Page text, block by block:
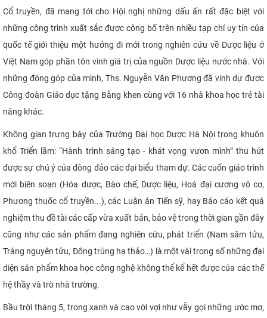
Cổ truyền, đã mang tới cho Hội nghị những dấu ấn rất đặc biệt với
những công trình xuất sắc được công bố trên nhiều tạp chí uy tín của
quốc tế giới thiệu một hướng đi mới trong nghiên cứu về Dược liệu ở
Việt Nam góp phần tôn vinh giá trị của nguồn Dược liệu nước nhà. Với
những đóng góp của mình, Ths. Nguyễn Văn Phương đã vinh dự được
Công đoàn Giáo dục tặng Bằng khen cùng với 16 nhà khoa học trẻ tài
năng khác.
Không gian trưng bày của Trường Đại học Dược Hà Nội trong khuôn
khổ Triển lãm: “Hành trình sáng tạo - khát vọng vươn mình” thu hút
được sự chú ý của đông đảo các đại biểu tham dự. Các cuốn giáo trình
mới biên soạn (Hóa dược, Bào chế, Dược liệu, Hoá đại cương vô cơ,
Phương thuốc cổ truyền...), các Luận án Tiến sỹ, hay Báo cáo kết quả
nghiệm thu đề tài các cấp vừa xuất bản, bảo vệ trong thời gian gần đây
cũng như các sản phẩm đang nghiên cứu, phát triển (Nam sâm tửu,
Tráng nguyên tửu, Đông trùng hạ thảo…) là một vài trong số những đại
diện sản phẩm khoa học công nghệ không thể kể hết được của các thế
hệ thầy và trò nhà trường.
Bầu trời tháng 5, trong xanh và cao vời vợi như vẫy gọi những ước mơ,